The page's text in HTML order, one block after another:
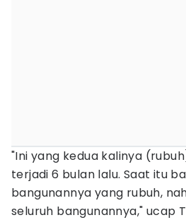
"Ini yang kedua kalinya
terjadi 6 bulan lalu. Saat itu
bangunannya yang rubuh,
seluruh bangunannya," ucap